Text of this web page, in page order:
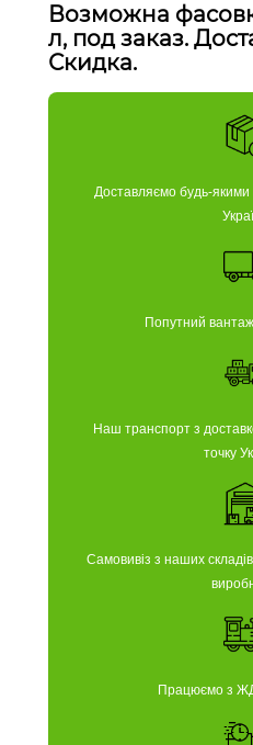
Возможна
л, под заказ.
Скидка.
Доставляємо будь-
Попутний
Наш транспорт з
точку
Самовивіз з наших
Працюємо з